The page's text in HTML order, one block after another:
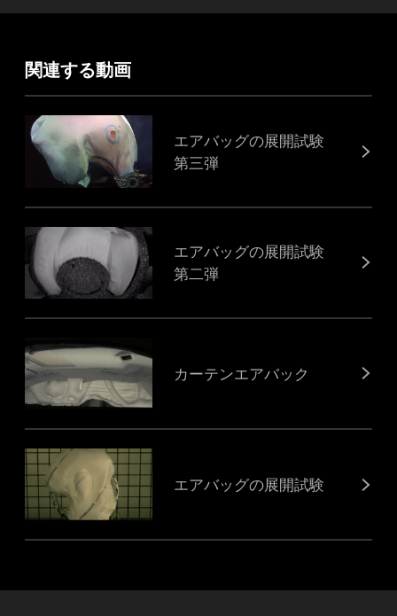
関連する動画
エアバッグの展開試験
第三弾
エアバッグの展開試験
第二弾
カーテンエアバック
エアバッグの展開試験